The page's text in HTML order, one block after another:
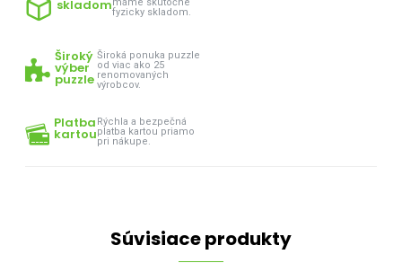
skladomfyzicky skladom.
Široký
výber
puzzle
Široká ponuka puzzle
od viac ako 25
renomovaných
výrobcov.
Platba
kartou
Rýchla a bezpečná
platba kartou priamo
pri nákupe.
Súvisiace produkty